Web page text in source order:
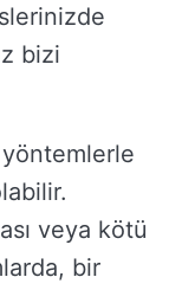
bizi
yöntemlerle
veya kötü
bir